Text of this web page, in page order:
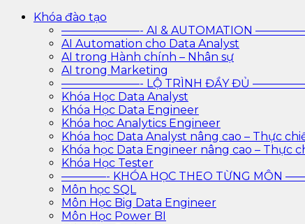
Khóa đào tạo
———————- AI & AUTOMATION
AI Automation cho Data Analyst
AI trong Hành chính – Nhân sự
AI trong Marketing
———————- LỘ TRÌNH ĐẦY ĐỦ
Khóa Học Data Analyst
Khóa Học Data Engineer
Khóa học Analytics Engineer
Khóa học Data Analyst nâng cao – Thực
Khóa học Data Engineer nâng cao – Thực
Khóa Học Tester
————- KHÓA HỌC THEO TỪNG MÔN
Môn học SQL
Môn Học Big Data Engineer
Môn Học Power BI